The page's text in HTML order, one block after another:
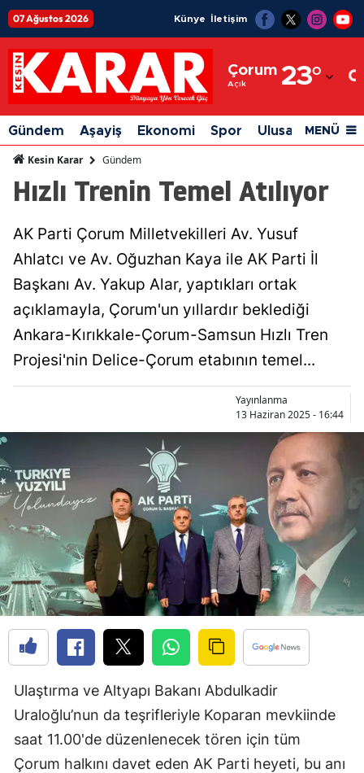
07 Ağustos 2026 Künye İletişim
Çorum
Açık 23°
Adıyaman
Afyonkarahisar
Ağrı
Amasya
Artvin
Aydın
Bilecik
Bingöl
Bolu
Burdur
Bursa
Çanakkale
Çankırı
Çorum
Denizli
Diyarbakır
Edirne
Gündem Aşayiş Ekonomi Spor Ulusal Siyaset
MENÜ
Kesin Karar Gündem
Hızlı Trenin Temel Atılıyor
AK Parti Çorum Milletvekilleri Av. Yusuf
Ahlatcı ve Av. Oğuzhan Kaya ile AK Parti İl
Başkanı Av. Yakup Alar, yaptıkları ortak
açıklamayla, Çorum'un yıllardır beklediği
Ankara-Kırıkkale-Çorum-Samsun Hızlı Tren
Projesi'nin Delice-Çorum etabının temel...
Yayınlanma
13 Haziran 2025 - 16:44
Ulaştırma ve Altyapı Bakanı Abdulkadir
Uraloğlu’nun da teşrifleriyle Koparan mevkiinde
saat 11.00'de düzenlenecek tören için tüm
Çorum halkını davet eden AK Parti heyeti, bu anı